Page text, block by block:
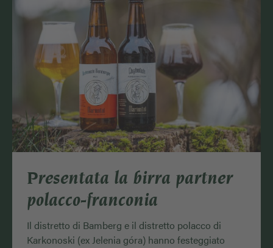
Presentata la birra partner
polacco-franconia
Il distretto di Bamberg e il distretto polacco di
Karkonoski (ex Jelenia góra) hanno festeggiato